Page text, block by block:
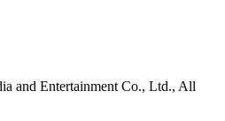
and Entertainment Co., Ltd., All